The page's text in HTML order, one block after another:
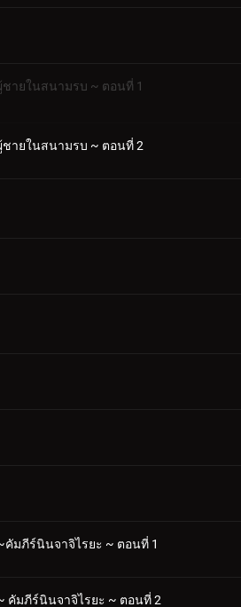
ายในสนามรบ ~ ตอนที่ 1
ายในสนามรบ ~ ตอนที่ 2
คัมภีร์นินจาจิไรยะ ~ ตอนที่ 1
คัมภีร์นินจาจิไรยะ ~ ตอนที่ 2